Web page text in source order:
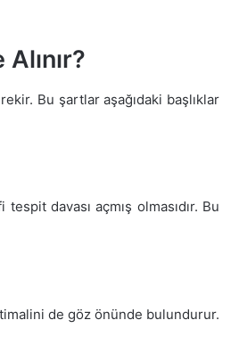
Bu şartlar aşağıdaki başlıklar
davası açmış olmasıdır. Bu
de göz önünde bulundurur.